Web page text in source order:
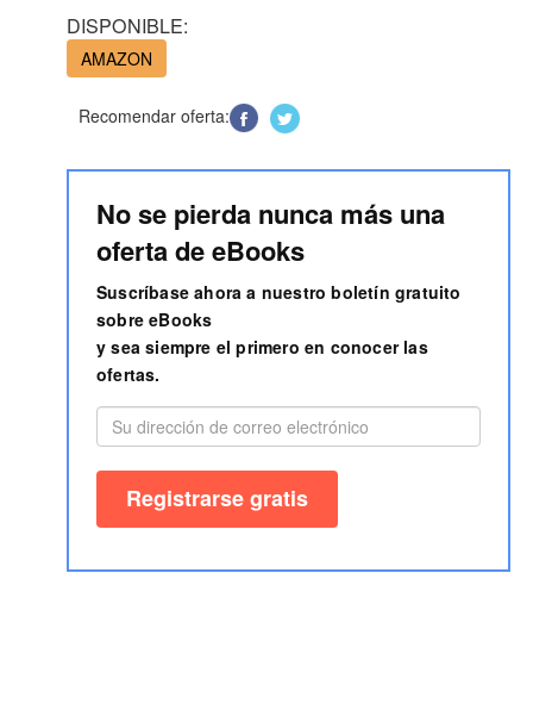
DISPONIBLE:
AMAZON
Recomendar oferta:
No se pierda nunca más una
oferta de eBooks
Suscríbase ahora a nuestro boletín gratuito
sobre eBooks
y sea siempre el primero en conocer las
ofertas.